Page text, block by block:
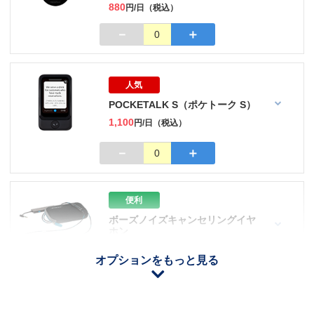
880円/日（税込）
－ 0 ＋
人気
POCKETALK S（ポケトーク S）
1,100円/日（税込）
－ 0 ＋
オプションをもっと見る
便利
ボーズノイズキャンセリングイヤ
－